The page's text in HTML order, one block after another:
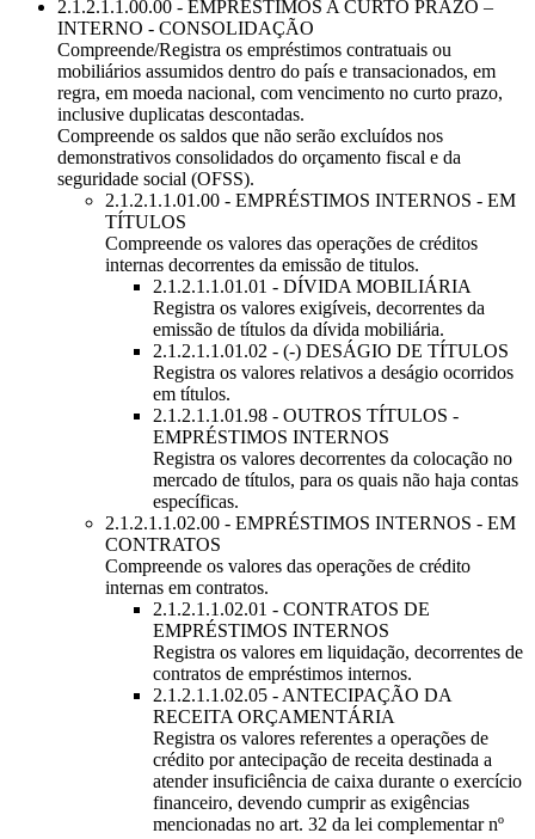
2.1.2.1.1.00.00 - EMPRÉSTIMOS A CURTO PRAZO –
INTERNO - CONSOLIDAÇÃO
Compreende/Registra os empréstimos contratuais ou
mobiliários assumidos dentro do país e transacionados, em
regra, em moeda nacional, com vencimento no curto prazo,
inclusive duplicatas descontadas.
Compreende os saldos que não serão excluídos nos
demonstrativos consolidados do orçamento fiscal e da
seguridade social (OFSS).
2.1.2.1.1.01.00 - EMPRÉSTIMOS INTERNOS - EM
TÍTULOS
Compreende os valores das operações de créditos
internas decorrentes da emissão de titulos.
2.1.2.1.1.01.01 - DÍVIDA MOBILIÁRIA
Registra os valores exigíveis, decorrentes da
emissão de títulos da dívida mobiliária.
2.1.2.1.1.01.02 - (-) DESÁGIO DE TÍTULOS
Registra os valores relativos a deságio ocorridos
em títulos.
2.1.2.1.1.01.98 - OUTROS TÍTULOS -
EMPRÉSTIMOS INTERNOS
Registra os valores decorrentes da colocação no
mercado de títulos, para os quais não haja contas
específicas.
2.1.2.1.1.02.00 - EMPRÉSTIMOS INTERNOS - EM
CONTRATOS
Compreende os valores das operações de crédito
internas em contratos.
2.1.2.1.1.02.01 - CONTRATOS DE
EMPRÉSTIMOS INTERNOS
Registra os valores em liquidação, decorrentes de
contratos de empréstimos internos.
2.1.2.1.1.02.05 - ANTECIPAÇÃO DA
RECEITA ORÇAMENTÁRIA
Registra os valores referentes a operações de
crédito por antecipação de receita destinada a
atender insuficiência de caixa durante o exercício
financeiro, devendo cumprir as exigências
mencionadas no art. 32 da lei complementar nº